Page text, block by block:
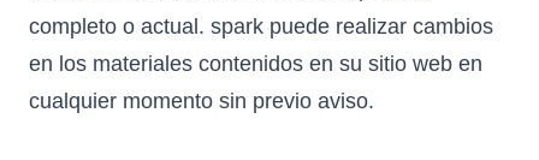
completo o actual. spark puede realizar cambios
en los materiales contenidos en su sitio web en
cualquier momento sin previo aviso.